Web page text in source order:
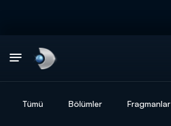
Tümü Bölümler Fragmanlar